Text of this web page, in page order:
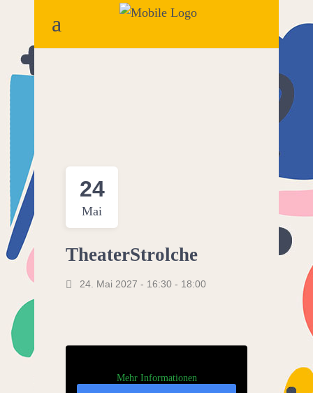
24
Mai
TheaterStrolche
24. Mai 2027 - 16:30 - 18:00
Mehr Informationen